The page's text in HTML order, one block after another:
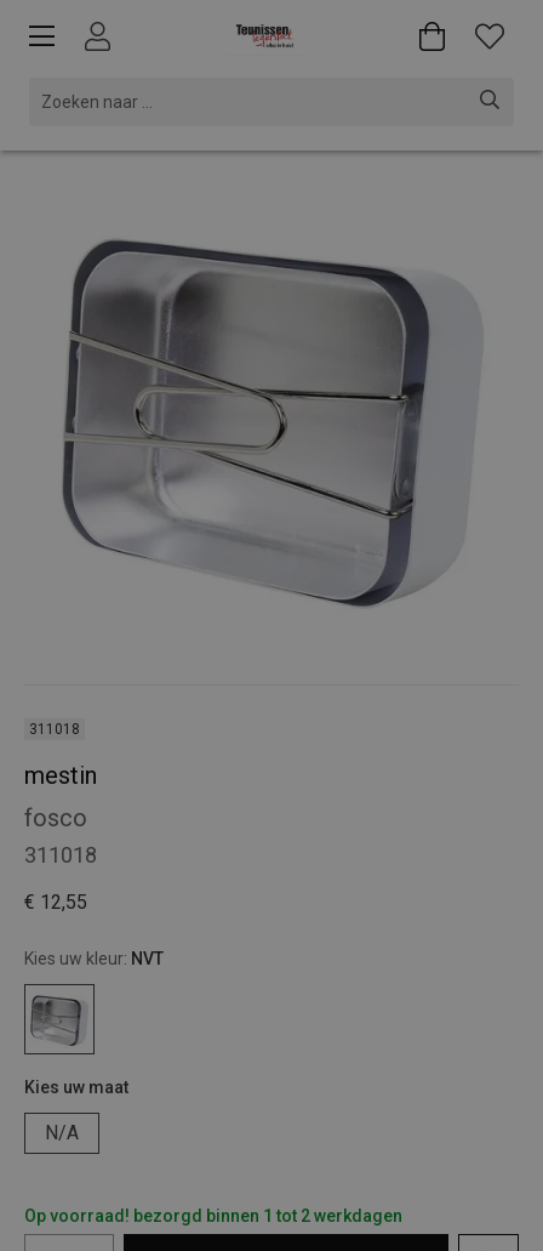
311018
mestin
fosco
311018
€ 12,55
Kies uw kleur: NVT
Kies uw maat
N/A
Op voorraad! bezorgd binnen 1 tot 2 werkdagen